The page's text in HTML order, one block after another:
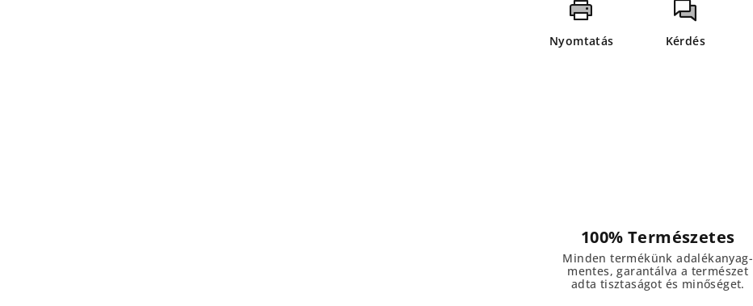
Nyomtatás Kérdés
100% Természetes
Minden termékünk adalékanyag-
mentes, garantálva a természet
adta tisztaságot és minőséget.